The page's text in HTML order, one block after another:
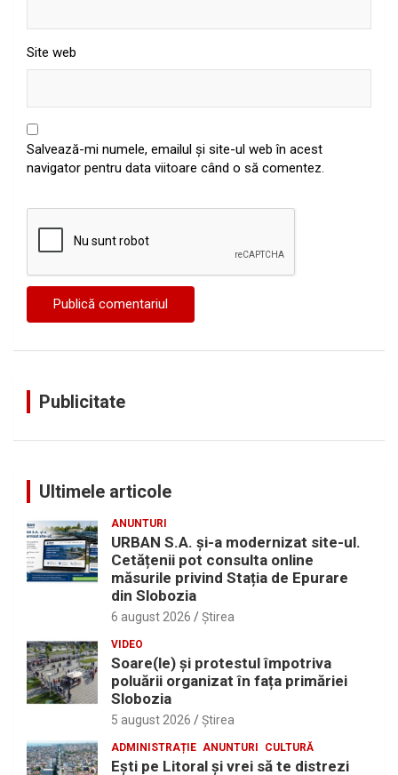
Site web
Salvează-mi numele, emailul și site-ul web în acest
navigator pentru data viitoare când o să comentez.
Publicitate
Ultimele articole
ANUNTURI
URBAN S.A. și-a modernizat site-ul.
Cetățenii pot consulta online
măsurile privind Stația de Epurare
din Slobozia
6 august 2026 Ştirea
VIDEO
Soare(le) și protestul împotriva
poluării organizat în fața primăriei
Slobozia
5 august 2026 Ştirea
ADMINISTRAȚIE ANUNTURI CULTURĂ
Eşti pe Litoral şi vrei să te distrezi